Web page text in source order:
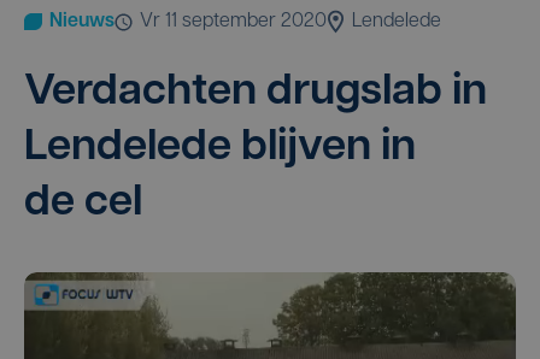
Nieuws vr 11 september 2020 Lendelede
Ver­dach­ten drugslab in
Len­de­le­de blij­ven in
de cel